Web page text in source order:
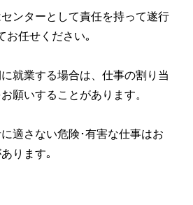
ンターとして責任を持って遂行
お任せください｡
就業する場合は、仕事の割り当
願いすることがあります。
適さない危険･有害な仕事はお
ります｡